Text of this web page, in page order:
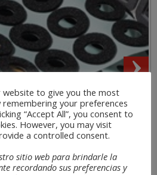
website to give you the most
your preferences
“Accept All”, you consent to
However, you may visit
a controlled consent.
sitio web para brindarle la
recordando sus preferencias y